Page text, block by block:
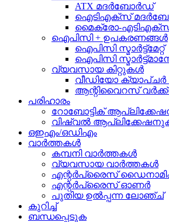
ATX മദർബോർഡ്
ഐടിഎക്സ്
മൈക്രോ-
ഐപിസി + ഉപകരണങ്ങൾ
ഐപിസി സ്മാർട്ട്മേറ്റ്
ഐപിസി
വ്യവസായ കിറ്റുകൾ
വീഡിയോ ക്യാപ്ചർ
ആന്റിവൈറസ്
പരിഹാരം
റോബോട്ടിക്
വിഷ്വൽ
ഒഇഎം/ഒഡിഎം
വാർത്തകൾ
കമ്പനി വാർത്തകൾ
വ്യവസായ വാർത്തകൾ
എന്റർപ്രൈസ്
എന്റർപ്രൈസ് ഓണർ
പുതിയ ഉൽപ്പന്ന ലോഞ്ച്
കുറിച്ച്
ബന്ധപ്പെടുക